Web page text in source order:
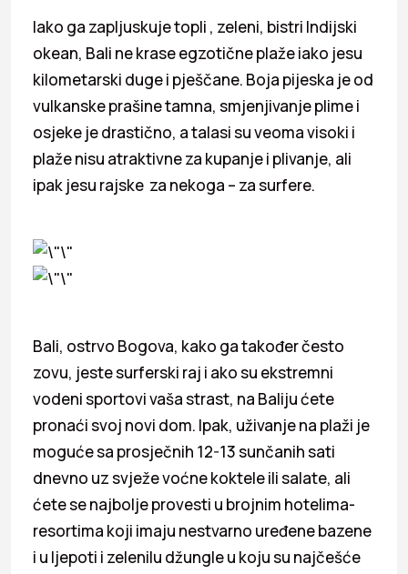
Iako ga zapljuskuje topli , zeleni, bistri Indijski
okean, Bali ne krase egzotične plaže iako jesu
kilometarski duge i pješčane. Boja pijeska je od
vulkanske prašine tamna, smjenjivanje plime i
osjeke je drastično, a talasi su veoma visoki i
plaže nisu atraktivne za kupanje i plivanje, ali
ipak jesu rajske za nekoga – za surfere.
Bali, ostrvo Bogova, kako ga također često
zovu, jeste surferski raj i ako su ekstremni
vodeni sportovi vaša strast, na Baliju ćete
pronaći svoj novi dom. Ipak, uživanje na plaži je
moguće sa prosječnih 12-13 sunčanih sati
dnevno uz svježe voćne koktele ili salate, ali
ćete se najbolje provesti u brojnim hotelima-
resortima koji imaju nestvarno uređene bazene
i u ljepoti i zelenilu džungle u koju su najčešće